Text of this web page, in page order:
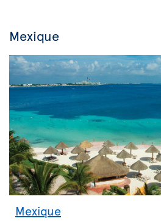
Mexique
Mexique